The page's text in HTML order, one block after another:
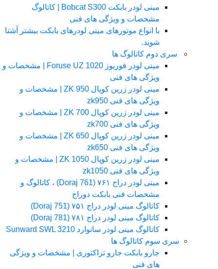
مینی لودر بابکت Bobcat S300 | کاتالوگ
مشخصات و ویژگی های فنی
با انواع موتورهای مینی لودرهای بابکت بیشتر آشنا
شوید.
سری دوم کاتالوگ ها
مینی لودر فوریوز Foruse UZ 1020 | مشخصات و
ویژگی های فنی
مینی لودر زرین کوپال ZK 950 | مشخصات و
ویژگی های فنی zk950
مینی لودر زرین کوپال ZK 700 | مشخصات و
ویژگی های فنی zk700
مینی لودر زرین کوپال ZK 650 | مشخصات و
ویژگی های فنی zk650
مینی لودر زرین کوپال ZK 1050 | مشخصات و
ویژگی های فنی zk1050
مینی لودر دراج ۷۶۱ (Doraj 761) ، کاتالوگ و
مشخصات فنی بابکت دوراج
کاتالوگ مینی لودر دراج ۷۵۱ (Doraj 751)
کاتالوگ مینی لودر دراج ۷۸۱ (Doraj 781)
کاتالوگ مینی لودر سانوارد Sunward SWL 3210
سری سوم کاتالوگ ها
جارو بابکت جارو تراکتوری | مشخصات و ویژگی
های فنی